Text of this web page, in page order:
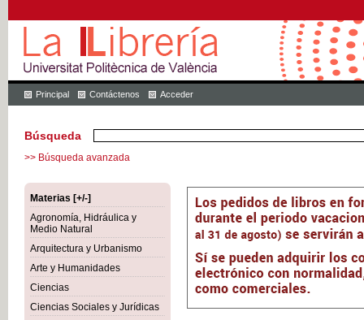
Principal Contáctenos Acceder
Búsqueda
>> Búsqueda avanzada
Materias [+/-]
Agronomía, Hidráulica y
Medio Natural
Arquitectura y Urbanismo
Arte y Humanidades
Ciencias
Ciencias Sociales y Jurídicas